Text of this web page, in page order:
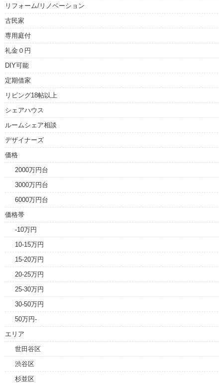
リフォーム/リノベーション
古民家
専用庭付
礼金０円
DIY可能
定期借家
リビング18帖以上
シェアハウス
ルームシェア相談
デザイナーズ
価格
2000万円台
3000万円台
6000万円台
価格帯
-10万円
10-15万円
15-20万円
20-25万円
25-30万円
30-50万円
50万円-
エリア
世田谷区
渋谷区
杉並区